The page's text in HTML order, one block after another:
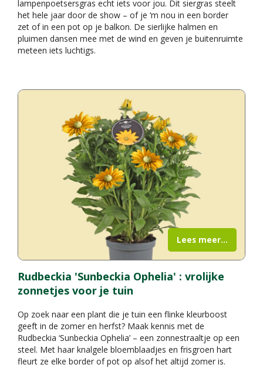
lampenpoetsersgras echt iets voor jou. Dit siergras steelt
het hele jaar door de show – of je ‘m nou in een border
zet of in een pot op je balkon. De sierlijke halmen en
pluimen dansen mee met de wind en geven je buitenruimte
meteen iets luchtigs.
Rudbeckia 'Sunbeckia Ophelia' : vrolijke
zonnetjes voor je tuin
Op zoek naar een plant die je tuin een flinke kleurboost
geeft in de zomer en herfst? Maak kennis met de
Rudbeckia ‘Sunbeckia Ophelia’ – een zonnestraaltje op een
steel. Met haar knalgele bloemblaadjes en frisgroen hart
fleurt ze elke border of pot op alsof het altijd zomer is.
Lees meer...